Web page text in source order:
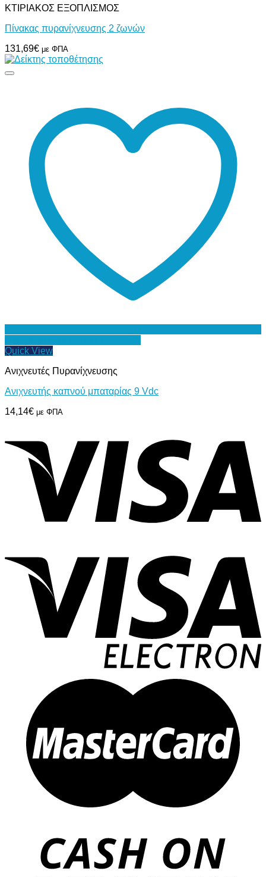
ΚΤΙΡΙΑΚΟΣ ΕΞΟΠΛΙΣΜΟΣ
Πίνακας πυρανίχνευσης 2 ζωνών
131,69€ με ΦΠΑ
Quick View
Ανιχνευτές Πυρανίχνευσης
Ανιχνευτής καπνού μπαταρίας 9 Vdc
14,14€ με ΦΠΑ